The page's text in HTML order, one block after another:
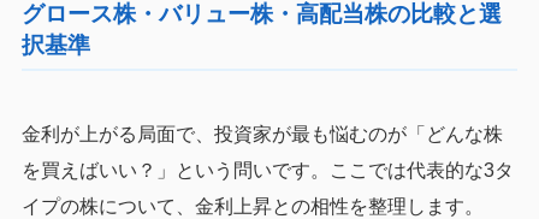
グロース株・バリュー株・高配当株の比較と選
択基準
金利が上がる局面で、投資家が最も悩むのが「どんな株
を買えばいい？」という問いです。ここでは代表的な3タ
イプの株について、金利上昇との相性を整理します。